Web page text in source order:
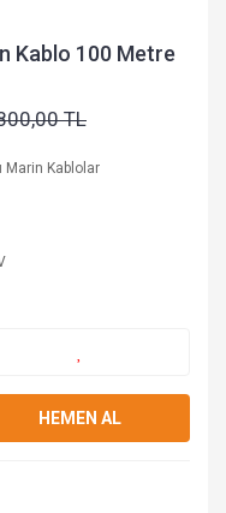
Kablo 100 Metre
TL
Marin Kablolar
HEMEN AL